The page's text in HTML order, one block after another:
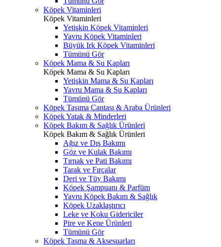
Köpek Vitaminleri
Köpek Vitaminleri
Yetişkin Köpek Vitaminleri
Yavru Köpek Vitaminleri
Büyük Irk Köpek Vitaminleri
Tümünü Gör
Köpek Mama & Su Kapları
Köpek Mama & Su Kapları
Yetişkin Mama & Su Kapları
Yavru Mama & Su Kapları
Tümünü Gör
Köpek Taşıma Çantası & Araba Ürünleri
Köpek Yatak & Minderleri
Köpek Bakım & Sağlık Ürünleri
Köpek Bakım & Sağlık Ürünleri
Ağız ve Dış Bakımı
Göz ve Kulak Bakımı
Tırnak ve Pati Bakımı
Tarak ve Fırçalar
Deri ve Tüy Bakımı
Köpek Şampuanı & Parfüm
Yavru Köpek Bakım & Sağlık
Köpek Uzaklaştırıcı
Leke ve Koku Gidericiler
Pire ve Kene Ürünleri
Tümünü Gör
Köpek Tasma & Aksesuarları